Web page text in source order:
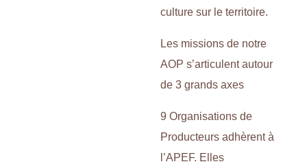
culture sur le territoire.
Les missions de notre
AOP s’articulent autour
de 3 grands axes
9 Organisations de
Producteurs adhèrent à
l’APEF. Elles